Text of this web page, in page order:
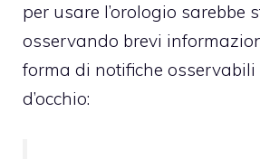
per usare l’orologio sarebbe
osservando brevi
forma di notifiche osservabili
d’occhio: